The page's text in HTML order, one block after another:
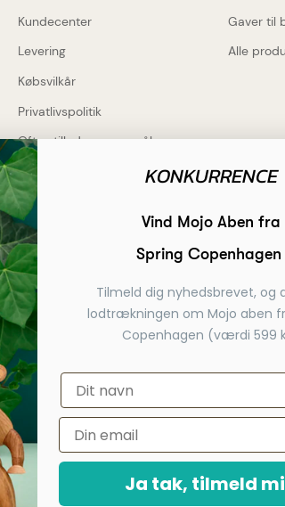
Kundecenter
Levering
Købsvilkår
Privatlivspolitik
Ofte stillede spørgsmål
Dine fordele
Gratis gravering på alt
2-3 dags levering
Sikker betaling
Kundeservice telefon
Dansk webshop
Gaver til
Alle
Få
KONKURRENCE
Vind Mojo Aben fra
Spring Copenhagen
Tilmeld dig nyhedsbrevet, og
lodtrækningen om Mojo aben
Copenhagen (værdi 599
Ja tak, tilmeld